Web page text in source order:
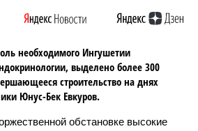
необходимого Ингушетии
выделено более 300
строительство на днях
Юнус-Бек Евкуров.
обстановке высокие